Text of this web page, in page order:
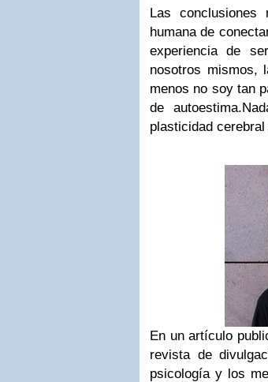
Las conclusiones
humana de
experiencia de
nosotros mismos,
menos no soy tan
de
plasticidad
En un artículo
revista de
psicología y los